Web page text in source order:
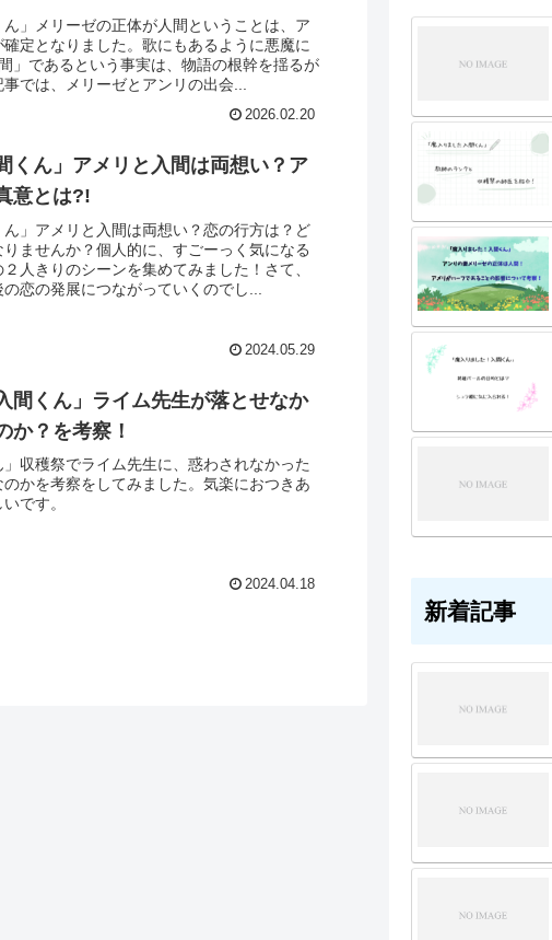
ん」メリーゼの正体が人間ということは、ア
定となりました。歌にもあるように悪魔に
」であるという事実は、物語の根幹を揺るが
では、メリーゼとアンリの出会...
2026.02.20
くん」アメリと入間は両想い？ア
意とは?!
ん」アメリと入間は両想い？恋の行方は？ど
ませんか？個人的に、すごーっく気になる
人きりのシーンを集めてみました！さて、
恋の発展につながっていくのでし...
2024.05.29
間くん」ライム先生が落とせなか
か？を考察！
」収穫祭でライム先生に、惑わされなかった
かを考察をしてみました。気楽におつきあ
です。
2024.04.18
新着記事